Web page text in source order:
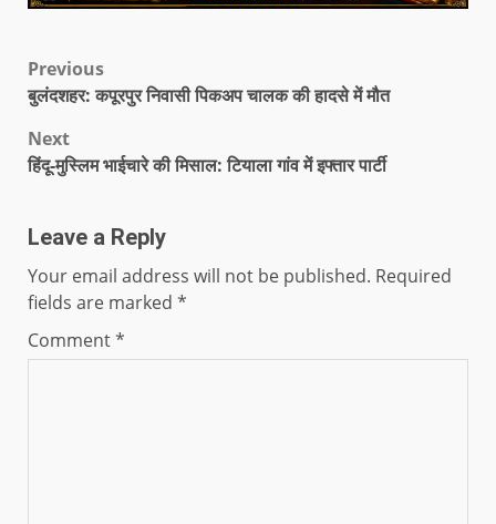
Previous
बुलंदशहर: कपूरपुर निवासी पिकअप चालक की हादसे में मौत
Next
हिंदू-मुस्लिम भाईचारे की मिसाल: टियाला गांव में इफ्तार पार्टी
Leave a Reply
Your email address will not be published. Required
fields are marked *
Comment*